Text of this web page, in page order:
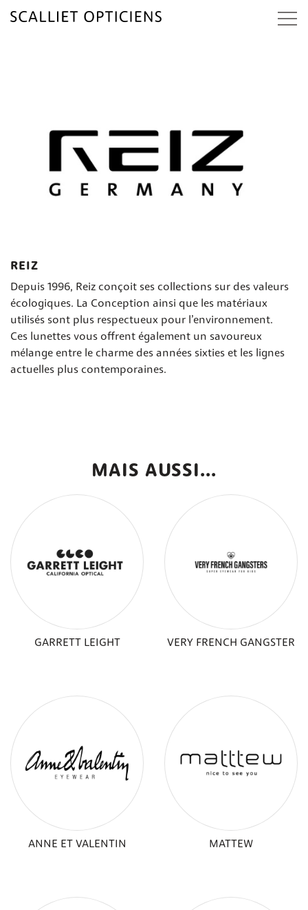
REIZ
Depuis 1996, Reiz conçoit ses collections sur des valeurs
écologiques. La Conception ainsi que les matériaux
utilisés sont plus respectueux pour l’environnement.
Ces lunettes vous offrent également un savoureux
mélange entre le charme des années sixties et les lignes
actuelles plus contemporaines.
MAIS AUSSI...
GARRETT LEIGHT VERY FRENCH GANGSTER
ANNE ET VALENTIN MATTEW